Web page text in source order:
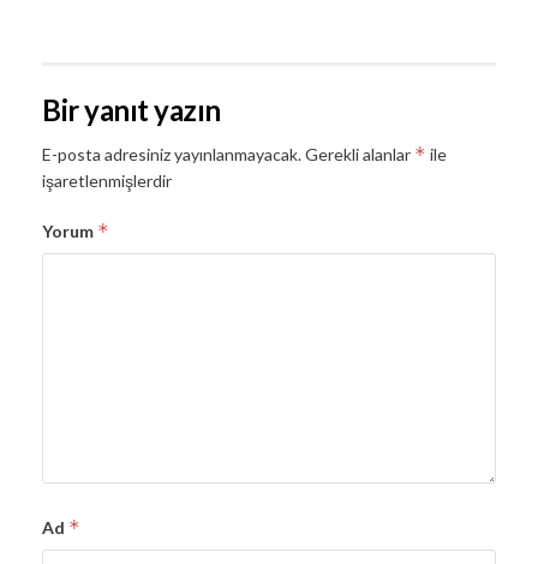
Bir yanıt yazın
E-posta adresiniz yayınlanmayacak.Gerekli alanlar * ile
işaretlenmişlerdir
Yorum *
Ad *